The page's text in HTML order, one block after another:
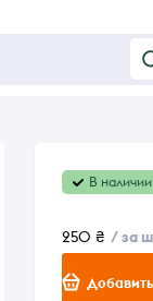
В наличии
250 ₴ / за